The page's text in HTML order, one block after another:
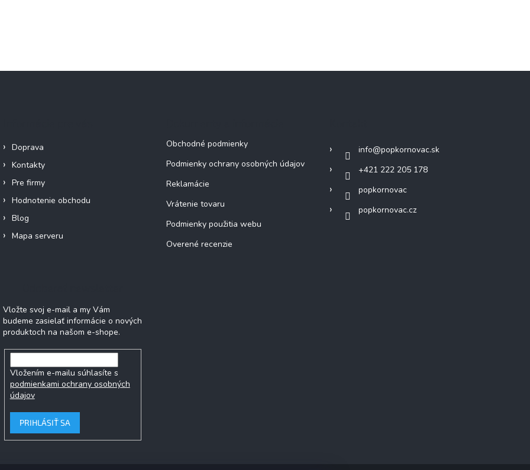
Doprava
Kontakty
Pre firmy
Hodnotenie obchodu
Blog
Mapa serveru
Obchodné podmienky
Podmienky ochrany osobných údajov
Reklamácie
Vrátenie tovaru
Podmienky použitia webu
Overené recenzie
info@popkornovac.sk
+421 222 205 178
popkornovac
popkornovac.cz
Vložte svoj e-mail a my Vám
budeme zasielať informácie o nových
produktoch na našom e-shope.
Vložením e-mailu súhlasíte s
podmienkami ochrany osobných
údajov
PRIHLÁSIŤ SA